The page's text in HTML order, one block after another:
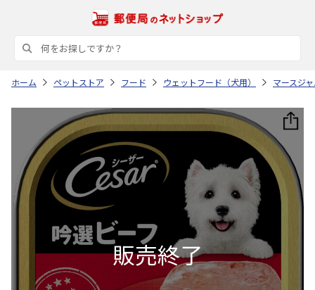
ホーム ペットストア フード ウェットフード（犬用） マースジ